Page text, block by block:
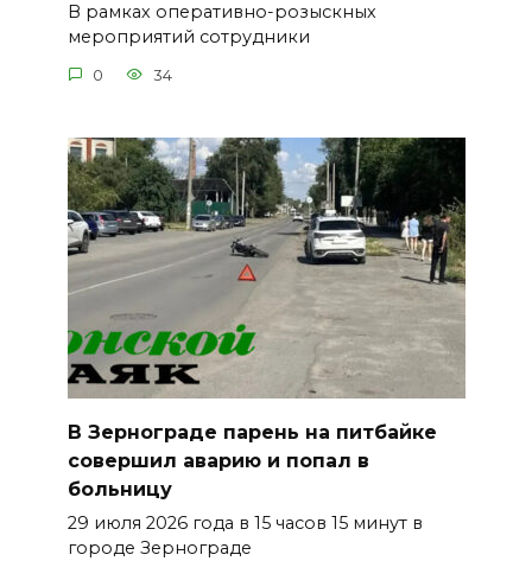
В рамках оперативно-розыскных
мероприятий сотрудники
0 34
В Зернограде парень на питбайке
совершил аварию и попал в
больницу
29 июля 2026 года в 15 часов 15 минут в
городе Зернограде